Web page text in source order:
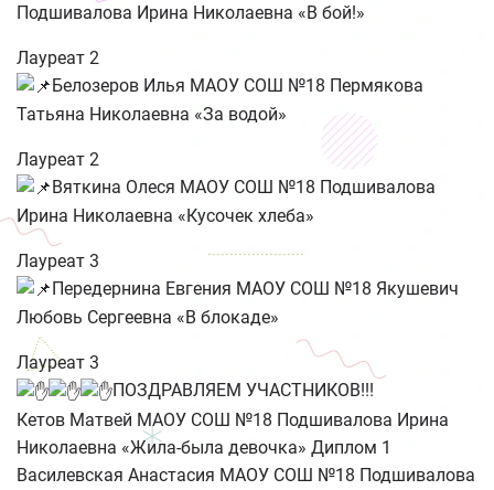
Подшивалова Ирина Николаевна «В бой!»
Лауреат 2
Белозеров Илья МАОУ СОШ №18 Пермякова
Татьяна Николаевна «За водой»
Лауреат 2
Вяткина Олеся МАОУ СОШ №18 Подшивалова
Ирина Николаевна «Кусочек хлеба»
Лауреат 3
Передернина Евгения МАОУ СОШ №18 Якушевич
Любовь Сергеевна «В блокаде»
Лауреат 3
ПОЗДРАВЛЯЕМ УЧАСТНИКОВ!!!
Кетов Матвей МАОУ СОШ №18 Подшивалова Ирина
Николаевна «Жила-была девочка» Диплом 1
Василевская Анастасия МАОУ СОШ №18 Подшивалова